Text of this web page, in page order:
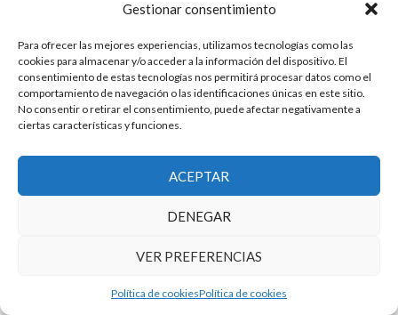
Gestionar consentimiento
Para ofrecer las mejores experiencias, utilizamos tecnologías como las
cookies para almacenar y/o acceder a la información del dispositivo. El
consentimiento de estas tecnologías nos permitirá procesar datos como el
comportamiento de navegación o las identificaciones únicas en este sitio.
No consentir o retirar el consentimiento, puede afectar negativamente a
ciertas características y funciones.
ACEPTAR
DENEGAR
VER PREFERENCIAS
Política de cookiesPolítica de cookies
El grupo de investigación en Economía Pública cuenta con financiación
del Gobierno de Aragón
Copyright © 2025 ·Monta tu Blog
Política de privacidad de datos
Copyright © 2025 ·
Genesis Framework